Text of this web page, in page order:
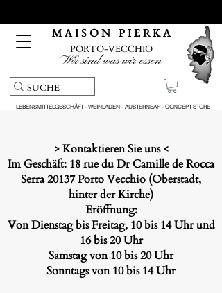
M A I S O N P I E R K A
PORTO-VECCHIO
Wir sind was wir essen
LEBENSMITTELGESCHÄFT - WEINLADEN - AUSTERNBAR - CONCEPT STORE
>Kontaktieren Sie uns<
Im Geschäft: 18 rue du Dr Camille de Rocca
Serra 20137 Porto Vecchio (Oberstadt,
hinter der Kirche)
Eröffnung:
Von Dienstag bis Freitag, 10 bis 14 Uhr und
16 bis 20 Uhr
Samstag von 10 bis 20 Uhr
Sonntags von 10 bis 14 Uhr